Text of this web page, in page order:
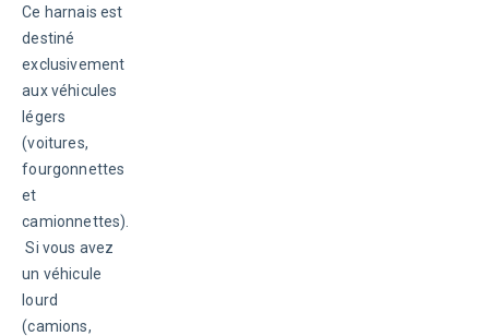
Ce harnais est
destiné
exclusivement
aux véhicules
légers
(voitures,
fourgonnettes
et
camionnettes).
Si vous avez
un véhicule
lourd
(camions,